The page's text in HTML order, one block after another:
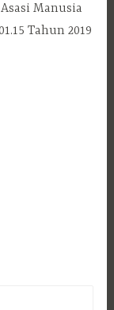
Manusia
Tahun 2019